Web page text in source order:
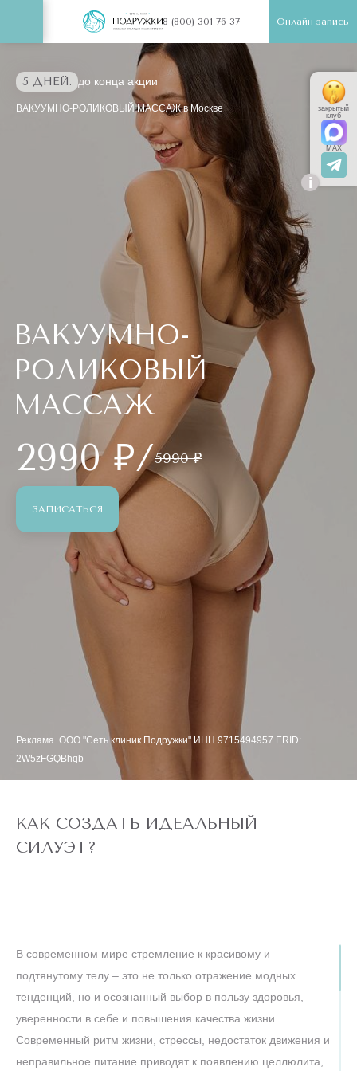
8 (800) 301-76-37 Онлайн-запись
5 ДНЕЙ. до конца акции
ВАКУУМНО-РОЛИКОВЫЙ МАССАЖ в Москве
ВАКУУМНО-
РОЛИКОВЫЙ
МАССАЖ
2990 ₽/5990 ₽
ЗАПИСАТЬСЯ
Реклама. ООО "Сеть клиник Подружки" ИНН 9715494957 ERID:
2W5zFGQBhqb
КАК СОЗДАТЬ ИДЕАЛЬНЫЙ
СИЛУЭТ?
В современном мире стремление к красивому и
подтянутому телу – это не только отражение модных
тенденций, но и осознанный выбор в пользу здоровья,
уверенности в себе и повышения качества жизни.
Современный ритм жизни, стрессы, недостаток движения и
неправильное питание приводят к появлению целлюлита,
i
закрытый
клуб
MAX